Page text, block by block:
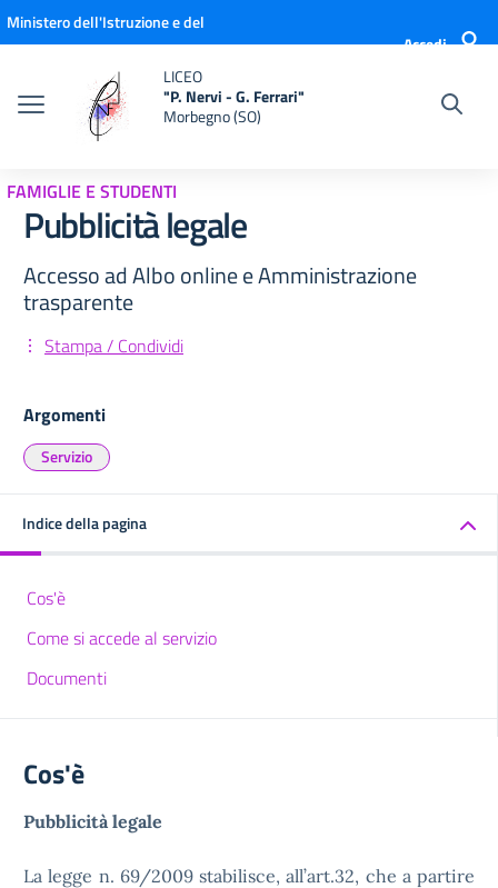
Vai ai contenuti
Vai al menu di navigazione
Vai al footer
Ministero dell'Istruzione e del
Accedi
LICEO
"P. Nervi - G. Ferrari"
Morbegno (SO)
FAMIGLIE E STUDENTI
Pubblicità legale
Accesso ad Albo online e Amministrazione
trasparente
Stampa / Condividi
Argomenti
Servizio
Indice della pagina
Cos'è
Come si accede al servizio
Documenti
Cos'è
Pubblicità legale
La legge n. 69/2009 stabilisce, all’art.32, che a partire